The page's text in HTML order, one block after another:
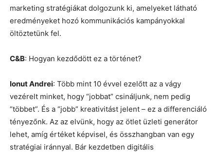
marketing stratégiákat dolgozunk ki, amelyeket látható
eredményeket hozó kommunikációs kampányokkal
öltöztetünk fel.
C&B: Hogyan kezdődött ez a történet?
Ionut Andrei: Több mint 10 évvel ezelőtt az a vágy
vezérelt minket, hogy “jobbat” csináljunk, nem pedig
“többet”. És a “jobb” kreativitást jelent – ez a differenciáló
tényezőnk. Az az elvünk, hogy az ötlet üzleti generátor
lehet, amíg értéket képvisel, és összhangban van egy
stratégiai iránnyal. Bár kezdetben digitális